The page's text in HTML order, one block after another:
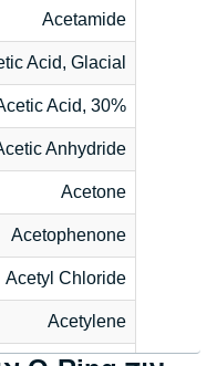
Acetamide
Acid, Glacial
Acid, 30%
Anhydride
Acetone
Acetophenone
Acetyl Chloride
Acetylene